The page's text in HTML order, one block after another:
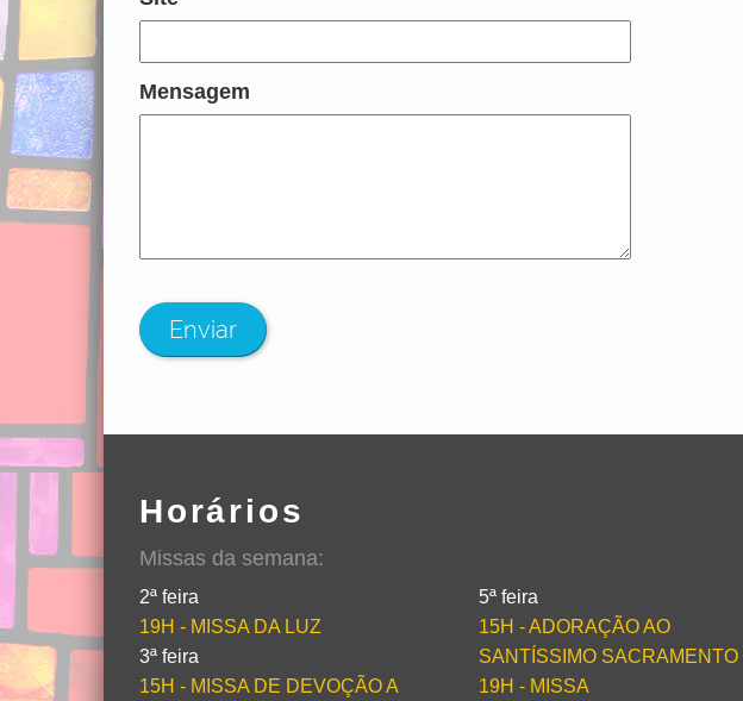
Mensagem
Enviar
Horários
Missas da semana:
2ª feira
19H - MISSA DA LUZ
3ª feira
15H - MISSA DE DEVOÇÃO A
5ª feira
15H - ADORAÇÃO AO
SANTÍSSIMO SACRAMENTO
19H - MISSA